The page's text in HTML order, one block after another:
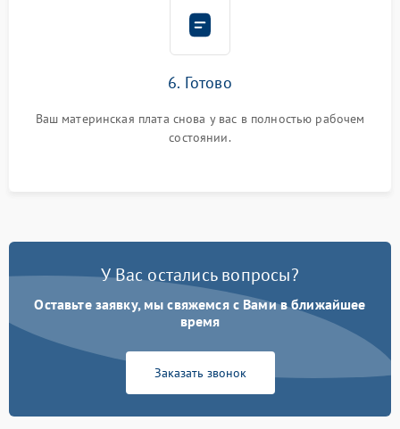
6. Готово
Ваш материнская плата снова у вас в полностью рабочем
состоянии.
У Вас остались вопросы?
Оставьте заявку, мы свяжемся с Вами в ближайшее
время
Заказать звонок